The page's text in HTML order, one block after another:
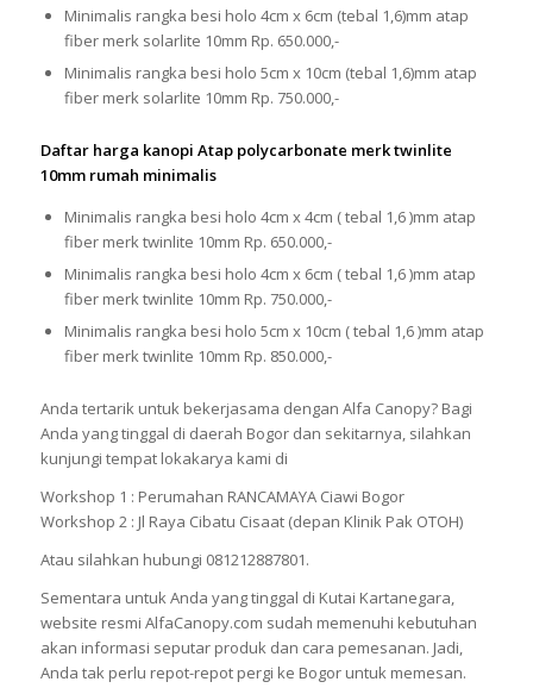
Minimalis rangka besi holo 4cm x 6cm (tebal 1,6)mm atap
fiber merk solarlite 10mm Rp. 650.000,-
Minimalis rangka besi holo 5cm x 10cm (tebal 1,6)mm atap
fiber merk solarlite 10mm Rp. 750.000,-
Daftar harga kanopi Atap polycarbonate merk twinlite
10mm rumah minimalis
Minimalis rangka besi holo 4cm x 4cm ( tebal 1,6 )mm atap
fiber merk twinlite 10mm Rp. 650.000,-
Minimalis rangka besi holo 4cm x 6cm ( tebal 1,6 )mm atap
fiber merk twinlite 10mm Rp. 750.000,-
Minimalis rangka besi holo 5cm x 10cm ( tebal 1,6 )mm atap
fiber merk twinlite 10mm Rp. 850.000,-
Anda tertarik untuk bekerjasama dengan Alfa Canopy? Bagi
Anda yang tinggal di daerah Bogor dan sekitarnya, silahkan
kunjungi tempat lokakarya kami di
Workshop 1 : Perumahan RANCAMAYA Ciawi Bogor
Workshop 2 : Jl Raya Cibatu Cisaat (depan Klinik Pak OTOH)
Atau silahkan hubungi 081212887801.
Sementara untuk Anda yang tinggal di Kutai Kartanegara,
website resmi AlfaCanopy.com sudah memenuhi kebutuhan
akan informasi seputar produk dan cara pemesanan. Jadi,
Anda tak perlu repot-repot pergi ke Bogor untuk memesan.